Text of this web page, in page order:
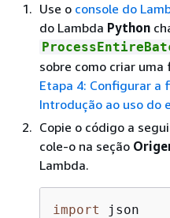
Use o console do
do Lambda Python
sobre como criar
Etapa 4: Configurar a
Introdução ao uso do
Copie o código a
cole-o na seção
Lambda.
import json